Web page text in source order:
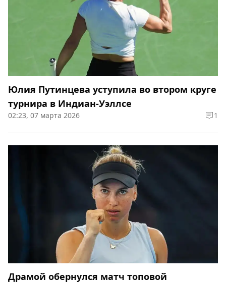
Юлия Путинцева уступила во втором круге
турнира в Индиан-Уэллсе
02:23, 07 марта 2026 1
Драмой обернулся матч топовой